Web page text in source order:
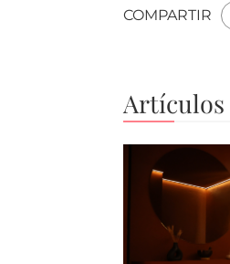
COMPARTIR
Artículos